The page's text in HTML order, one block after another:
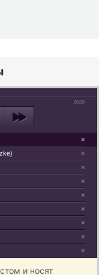
00:30
×
×
×
×
×
×
×
×
×
и носят